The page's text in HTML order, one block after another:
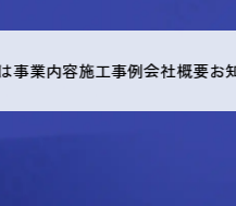
事業内容施工事例会社概要お